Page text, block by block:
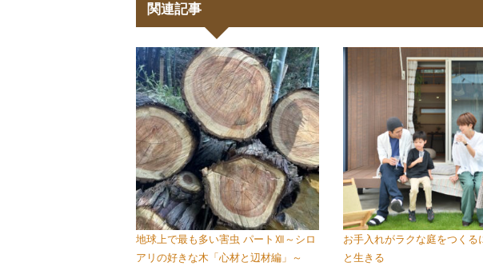
関連記事
地球上で最も多い害虫 パートⅫ～シロ
アリの好きな木「心材と辺材編」～
お手入れがラクな庭をつくる
と生きる